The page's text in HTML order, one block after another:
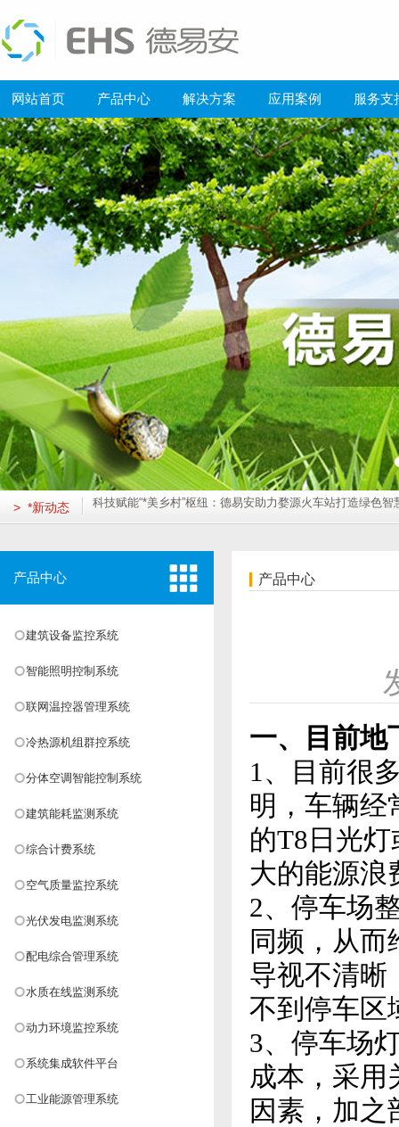
网站首页 产品中心 解决方案 应用案例 服务支
> *新动态
"云端"监管，智享安居：德易安助力莲花湖住宅打造绿色
打造智慧绿色空港新标杆：鄂州空港综合保税区楼控、能
绿色医疗的“智慧大脑”：贺州市人民医院建筑能耗监测系
重庆德易安科技发展有限公司成功取得ISO14001及
筑牢公共卫生防线，守护生命呼吸通道——济南市**人民医
科技赋能“*美乡村”枢纽：德易安助力婺源火车站打造绿色
"云端"监管，智享安居：德易安助力莲花湖住宅打造绿色
绿色医疗的“智慧大脑”：贺州市人民医院建筑能耗监测系
重庆德易安科技发展有限公司成功取得ISO14001及
筑牢公共卫生防线，守护生命呼吸通道——济南市**人民
"云端"监管，智享安居：德易安助力莲花湖住宅打造绿色
绿色医疗的“智慧大脑”：贺州市人民医院建筑能耗监测系
重庆德易安科技发展有限公司成功取得ISO14001及
筑牢公共卫生防线，守护生命呼吸通道——济南市**人民
科技赋能“*美乡村”枢纽：德易安助力婺源火车站打造绿色
产品中心
建筑设备监控系统
智能照明控制系统
联网温控器管理系统
冷热源机组群控系统
分体空调智能控制系统
建筑能耗监测系统
综合计费系统
空气质量监控系统
光伏发电监测系统
配电综合管理系统
水质在线监测系统
动力环境监控系统
系统集成软件平台
工业能源管理系统
产品中心
一、目前地
1、目前很
明，车辆经
的T8日光
大的能源浪
2、停车场
同频，从
导视不清晰
不到停车区
3、停车场
成本，采用
因素，加